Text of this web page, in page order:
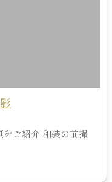
ご紹介 和装の前撮